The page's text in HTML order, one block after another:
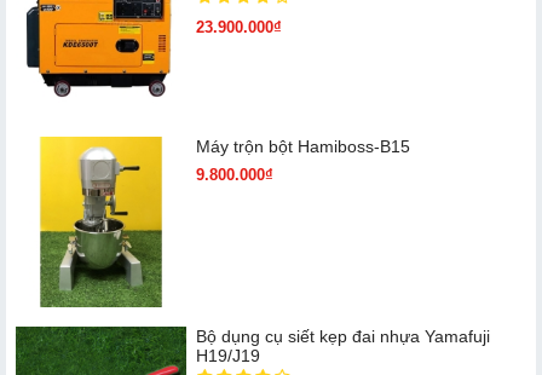
23.900.000₫
Máy trộn bột Hamiboss-B15
9.800.000₫
Bộ dụng cụ siết kẹp đai nhựa Yamafuji
H19/J19